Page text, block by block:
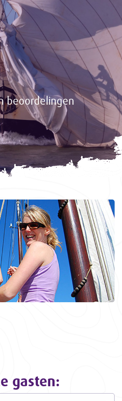
beoordelingen
gasten: